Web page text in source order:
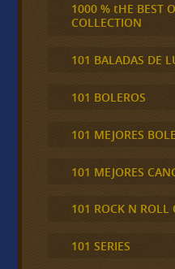
1000 % tHE BEST
COLLECTION
101 BALADAS DE
101 BOLEROS
101 MEJORES
101 MEJORES
101 ROCK N ROLL
101 SERIES